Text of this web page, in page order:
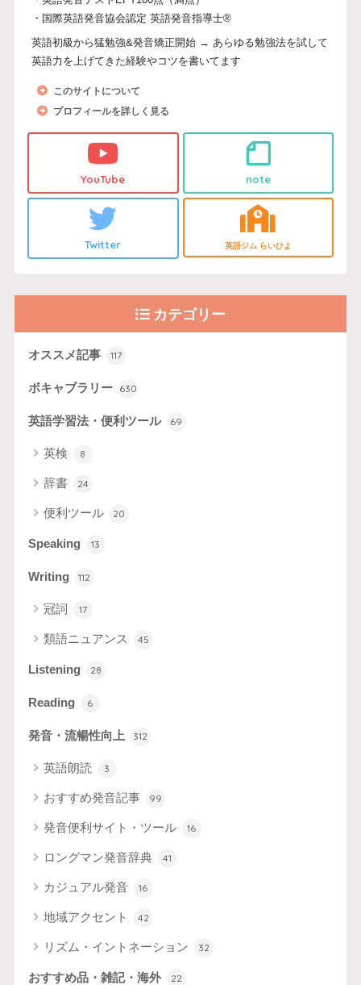
・国際英語発音協会認定 英語発音指導士®
英語初級から猛勉強&発音矯正開始 → あらゆる勉強法を試して
英語力を上げてきた経験やコツを書いてます
このサイトについて
プロフィールを詳しく見る
YouTube note
Twitter 英語ジム らいひよ
カテゴリー
オススメ記事 117
ボキャブラリー 630
英語学習法・便利ツール 69
英検 8
辞書 24
便利ツール 20
Speaking 13
Writing 112
冠詞 17
類語ニュアンス 45
Listening 28
Reading 6
発音・流暢性向上 312
英語朗読 3
おすすめ発音記事 99
発音便利サイト・ツール 16
ロングマン発音辞典 41
カジュアル発音 16
地域アクセント 42
リズム・イントネーション 32
おすすめ品・雑記・海外 22